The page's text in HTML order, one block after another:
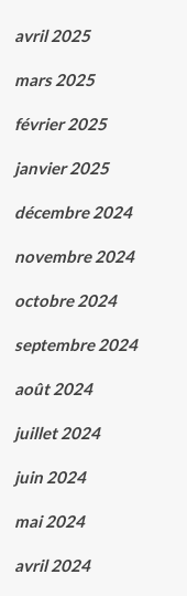
avril 2025
mars 2025
février 2025
janvier 2025
décembre 2024
novembre 2024
octobre 2024
septembre 2024
août 2024
juillet 2024
juin 2024
mai 2024
avril 2024